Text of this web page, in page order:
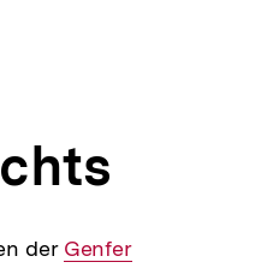
der Interner
Genfer